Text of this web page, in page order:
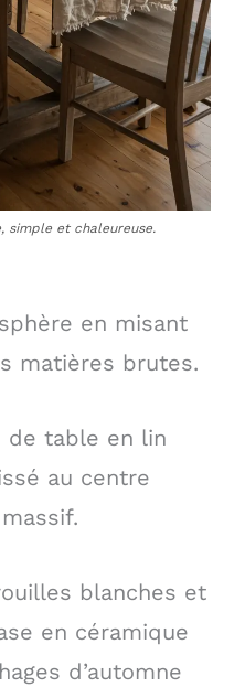
simple et chaleureuse.
en misant
matières brutes.
de table en lin
au centre
blanches et
en céramique
d’automne